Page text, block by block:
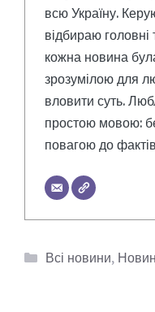
всю Україну.
відбираю
кожна новина
зрозумілою для
вловити суть.
простою мовою:
повагою до
Категорії
Всі новини,